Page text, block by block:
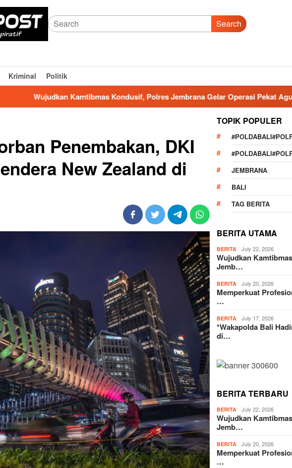
Search
Kriminal Politik
Kamtibmas Kondusif, Polres Jembrana Gelar Operasi Pekat Agung 2026
Penembakan, DKI
New Zealand di
TOPIK POPULER
JEMBRANA
BALI
TAG BERITA
BERITA UTAMA
BERITA July 22, 2026
Wujudkan
Jemb…
BERITA July 20, 2026
Memperkuat
…
BERITA July 17, 2026
*Wakapolda Bali
di…
BERITA TERBARU
BERITA July 22, 2026
Wujudkan
Jemb…
BERITA July 20, 2026
Memperkuat
…